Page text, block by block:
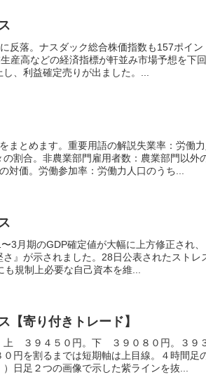
反落。ナスダック総合株価指数も157ポイン
産高などの経済指標が軒並み市場予想を下回
、利益確定売りが出ました。...
まとめます。重要用語の解説失業率：労働力
割合。非農業部門雇用者数：農業部門以外
対価。労働参加率：労働力人口のうち...
3月期のGDP確定値が大幅に上方修正され
』が示されました。28日公表されたストレ
規制上必要な自己資本を維...
【寄り付きトレード】
上 ３９４５０円。下 ３９０８０円。３９
円を割るまでは短期軸は上目線。４時間足
日足２つの画像で示した紫ラインを抜...